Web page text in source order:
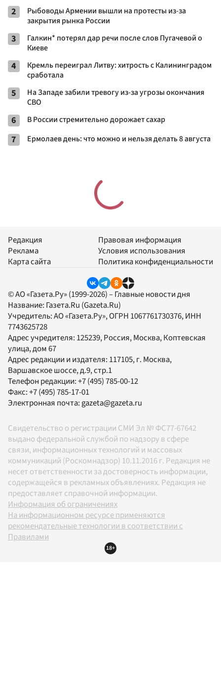
2
Рыбоводы Армении вышли на протесты из-за
закрытия рынка России
3
Галкин* потерял дар речи после слов Пугачевой о
Киеве
4
Кремль переиграл Литву: хитрость с Калининградом
сработала
5
На Западе забили тревогу из-за угрозы окончания
СВО
6 В России стремительно дорожает сахар
7 Ермолаев день: что можно и нельзя делать 8 августа
Редакция
Реклама
Карта сайта
Правовая информация
Условия использования
Политика конфиденциальности
© АО «Газета.Ру» (1999-2026) – Главные новости дня
Название: Газета.Ru (Gazeta.Ru)
Учредитель:АО «Газета.Ру», ОГРН 1067761730376, ИНН
7743625728
Адрес учредителя: 125239, Россия, Москва, Коптевская
улица, дом 67
Адрес редакции и издателя: 117105, г. Москва,
Варшавское шоссе, д.9, стр.1
Телефон редакции:+7 (495) 785-00-12
Факс:+7 (495) 785-17-01
Электронная почта:gazeta@gazeta.ru
Свидетельство о регистрации СМИ Эл № ФС77-67642
выдано федеральной службой по надзору в сфере
связи, информационных технологий и массовых
коммуникаций (Роскомнадзор) 10.11.2016 г. Редакция не
несет ответственности за достоверность информации,
содержащейся в рекламных объявлениях. Редакция не
предоставляет справочной информации.
Информация об ограничениях
На информационном ресурсе применяются
рекомендательные технологии в соответствии с
Правилами
18+